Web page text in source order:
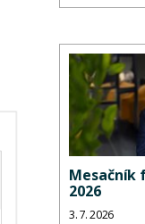
Mesačník
2026
3. 7. 2026